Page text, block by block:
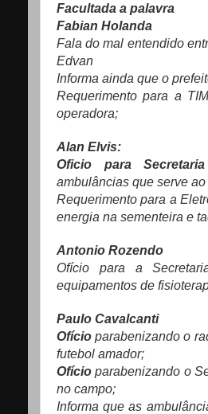
Facultada a palavra
Fabian Holanda
Fala do mal entendido
Edvan
Informa ainda que o
Requerimento para a
operadora;
Alan Elvis:
Oficio para
ambulâncias que serve
Requerimento para a
energia na sementeira e
Antonio Rozendo
Ofício para a
equipamentos de
Paulo Cavalcanti
Ofício parabenizando o
futebol amador;
Ofício parabenizando o
no campo;
Informa que as